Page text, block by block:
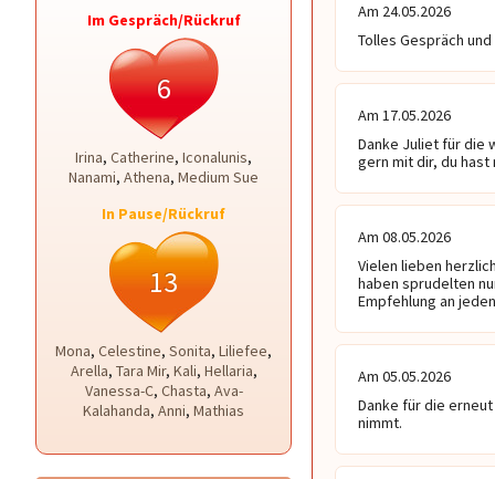
Im Gespräch/Rückruf
6
Irina, Catherine, Iconalunis,
Nanami, Athena, Medium Sue
In Pause/Rückruf
13
Mona, Celestine, Sonita, Liliefee,
Arella, Tara Mir, Kali, Hellaria,
Vanessa-C, Chasta, Ava-
Kalahanda, Anni, Mathias
Am 24.05.2026
Tolles Gespräch
Am 17.05.2026
Danke Juliet für die
gern mit dir, du
Am 08.05.2026
Vielen lieben
haben sprudelten
Empfehlung an
Am 05.05.2026
Danke für die
nimmt.